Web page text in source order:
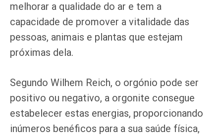
melhorar a qualidade do ar e tem a
capacidade de promover a vitalidade das
pessoas, animais e plantas que estejam
próximas dela.
Segundo Wilhem Reich, o orgónio pode ser
positivo ou negativo, a orgonite consegue
estabelecer estas energias, proporcionando
inúmeros benéficos para a sua saúde física,